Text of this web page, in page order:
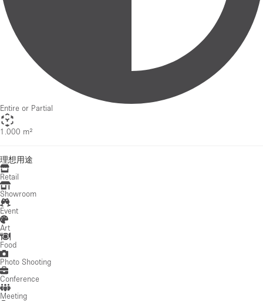
Entire or Partial
1.000 m²
理想用途
Retail
Showroom
Event
Art
Food
Photo Shooting
Conference
Meeting